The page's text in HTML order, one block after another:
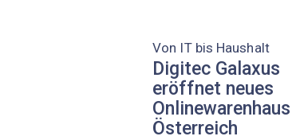
Von IT bis Haushalt
Digitec Galaxus
eröffnet neues
Onlinewarenhaus
Österreich